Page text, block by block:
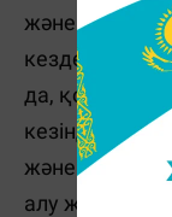
және мұрын
кезде ол
да, қорыл
кезінде
және
алу